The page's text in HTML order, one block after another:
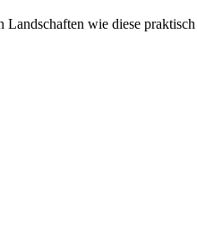
wie diese